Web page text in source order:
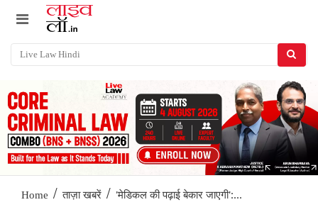
Home / ताज़ा खबरें / 'मेडिकल की पढ़ाई बेकार जाएगी':...